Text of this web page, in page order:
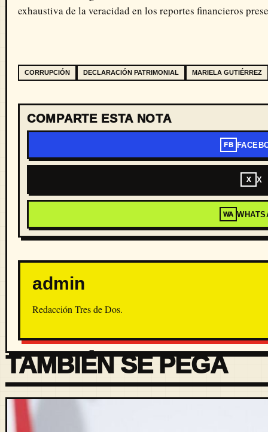
exhaustiva de la veracidad en los reportes financieros
CORRUPCIÓN DECLARACIÓN PATRIMONIAL MARIELA GUTIÉRREZ
COMPARTE ESTA NOTA
FB
X X
WA
admin
Redacción Tres de Dos.
TAMBIÉN SE PEGA